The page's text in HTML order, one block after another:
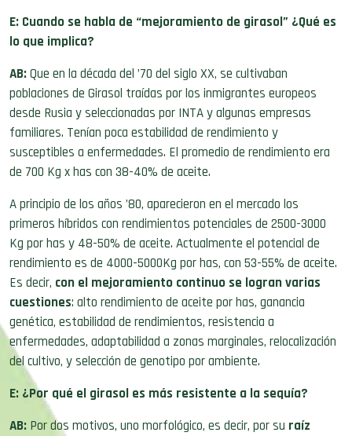
E: Cuando se habla de “mejoramiento de girasol” ¿Qué es
lo que implica?
AB:Que en la década del ’70 del siglo XX, se cultivaban
poblaciones de Girasol traídas por los inmigrantes europeos
desde Rusia y seleccionadas por INTA y algunas empresas
familiares. Tenían poca estabilidad de rendimiento y
susceptibles a enfermedades. El promedio de rendimiento era
de 700 Kg x has con 38-40% de aceite.
A principio de los años ’80, aparecieron en el mercado los
primeros híbridos con rendimientos potenciales de 2500-3000
Kg por has y 48-50% de aceite. Actualmente el potencial de
rendimiento es de 4000-5000Kg por has, con 53-55% de aceite.
Es decir, con el mejoramiento continuo se logran varias
cuestiones: alto rendimiento de aceite por has, ganancia
genética, estabilidad de rendimientos, resistencia a
enfermedades, adaptabilidad a zonas marginales, relocalización
del cultivo, y selección de genotipo por ambiente.
E: ¿Por qué el girasol es más resistente a la sequía?
AB: Por dos motivos, uno morfológico, es decir, por su raíz